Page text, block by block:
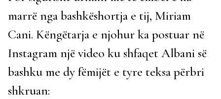
marrë nga bashkëshortja e tij, Miriam
Cani. Këngëtarja e njohur ka postuar në
Instagram një video ku shfaqet Albani së
bashku me dy fëmijët e tyre teksa përbri
shkruan: